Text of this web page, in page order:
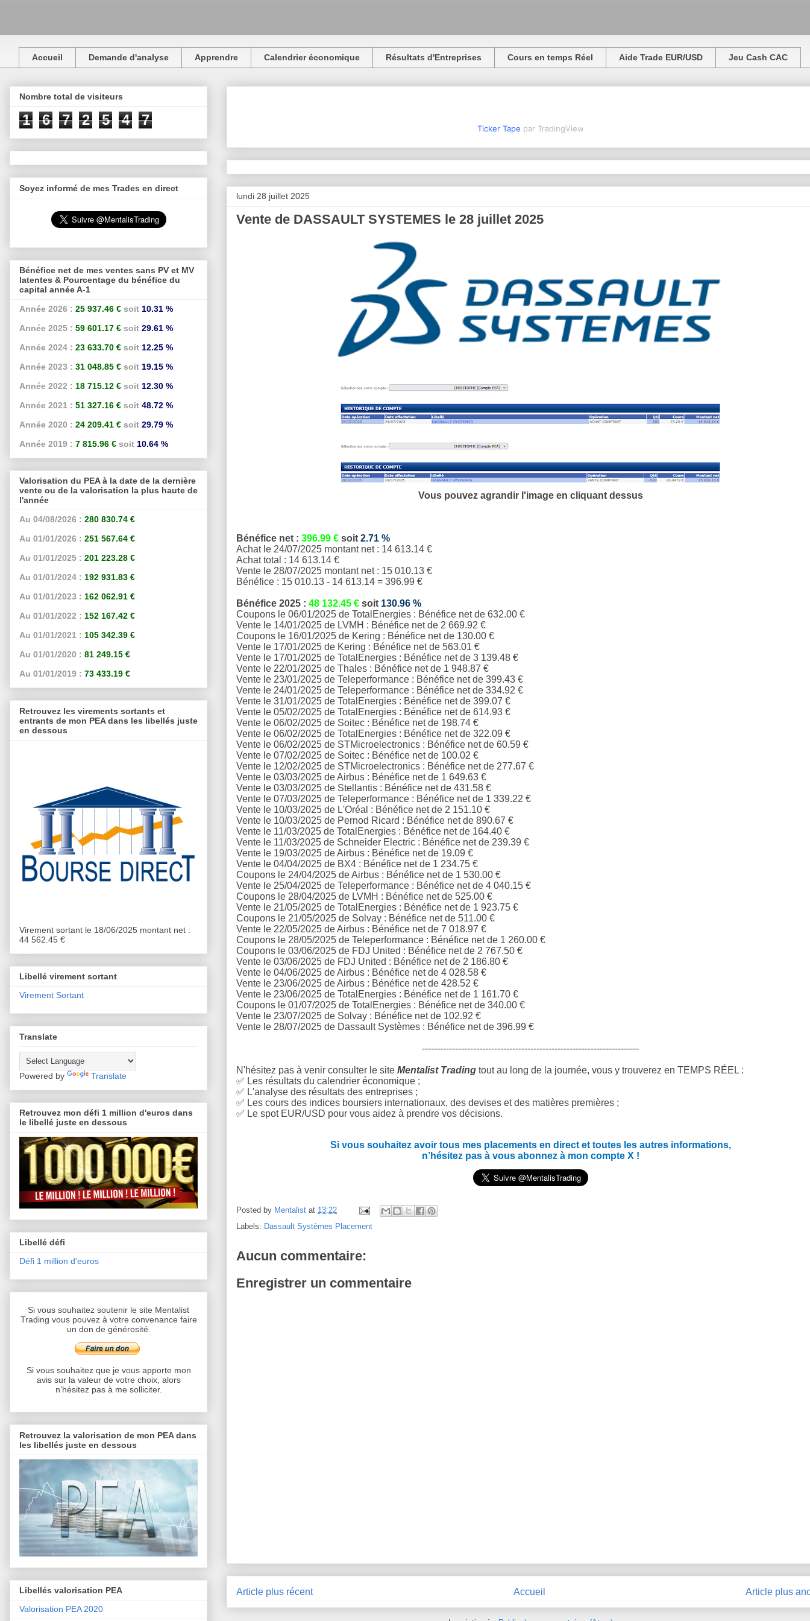
Accueil Demande d'analyse Apprendre Calendrier économique Résultats d'Entreprises Cours en temps Réel Aide Trade EUR/USD Jeu Cash CAC
Ticker Tape par TradingView
lundi 28 juillet 2025
Vente de DASSAULT SYSTEMES le 28 juillet 2025
Vous pouvez agrandir l'image en cliquantdessus
Bénéfice net : 396.99 € soit 2.71 %
Achat le 24/07/2025 montant net : 14 613.14 €
Achat total : 14 613.14 €
Vente le 28/07/2025 montant net : 15 010.13 €
Bénéfice : 15 010.13 - 14 613.14 = 396.99 €
Bénéfice 2025 : 48 132.45 € soit 130.96 %
Coupons le 06/01/2025 de TotalEnergies : Bénéfice net de 632.00 €
Vente le 14/01/2025 de LVMH : Bénéfice net de 2 669.92 €
Coupons le 16/01/2025 de Kering : Bénéfice net de 130.00 €
Vente le 17/01/2025 de Kering : Bénéfice net de 563.01 €
Vente le 17/01/2025 de TotalEnergies : Bénéfice net de 3 139.48 €
Vente le 22/01/2025 de Thales : Bénéfice net de 1 948.87 €
Vente le 23/01/2025 de Teleperformance : Bénéfice net de 399.43 €
Vente le 24/01/2025 de Teleperformance : Bénéfice net de 334.92 €
Vente le 31/01/2025 de TotalEnergies : Bénéfice net de 399.07 €
Vente le 05/02/2025 de TotalEnergies : Bénéfice net de 614.93 €
Vente le 06/02/2025 de Soitec : Bénéfice net de 198.74 €
Vente le 06/02/2025 de TotalEnergies : Bénéfice net de 322.09 €
Vente le 06/02/2025 de STMicroelectronics : Bénéfice net de 60.59 €
Vente le 07/02/2025 de Soitec : Bénéfice net de 100.02 €
Vente le 12/02/2025 de STMicroelectronics : Bénéfice net de 277.67 €
Vente le 03/03/2025 de Airbus : Bénéfice net de 1 649.63 €
Vente le 03/03/2025 de Stellantis : Bénéfice net de 431.58 €
Vente le 07/03/2025 de Teleperformance : Bénéfice net de 1 339.22 €
Vente le 10/03/2025 de L'Oréal : Bénéfice net de 2 151.10 €
Vente le 10/03/2025 de Pernod Ricard : Bénéfice net de 890.67 €
Vente le 11/03/2025 de TotalEnergies : Bénéfice net de 164.40 €
Vente le 11/03/2025 de Schneider Electric : Bénéfice net de 239.39 €
Vente le 19/03/2025 de Airbus : Bénéfice net de 19.09 €
Vente le 04/04/2025 de BX4 : Bénéfice net de 1 234.75 €
Coupons le 24/04/2025 de Airbus : Bénéfice net de 1 530.00 €
Vente le 25/04/2025 de Teleperformance : Bénéfice net de 4 040.15 €
Coupons le 28/04/2025 de LVMH : Bénéfice net de 525.00 €
Vente le 21/05/2025 de TotalEnergies : Bénéfice net de 1 923.75 €
Coupons le 21/05/2025 de Solvay : Bénéfice net de 511.00 €
Vente le 22/05/2025 de Airbus : Bénéfice net de 7 018.97 €
Coupons le 28/05/2025 de Teleperformance : Bénéfice net de 1 260.00 €
Coupons le 03/06/2025 de FDJ United : Bénéfice net de 2 767.50 €
Vente le 03/06/2025 de FDJ United : Bénéfice net de 2 186.80 €
Vente le 04/06/2025 de Airbus : Bénéfice net de 4 028.58 €
Vente le 23/06/2025 de Airbus : Bénéfice net de 428.52 €
Vente le 23/06/2025 de TotalEnergies : Bénéfice net de 1 161.70 €
Coupons le 01/07/2025 de TotalEnergies : Bénéfice net de 340.00 €
Vente le 23/07/2025 de Solvay : Bénéfice net de 102.92 €
Vente le 28/07/2025 de Dassault Systèmes : Bénéfice net de 396.99 €
------------------------------------------------------------------------
N'hésitez pas à venir consulter le site Mentalist Trading tout au long de la journée, vous y trouverez en TEMPS RÉEL :
✅ Les résultats du calendrier économique ;
✅ L'analyse des résultats des entreprises ;
✅ Les cours des indices boursiers internationaux, des devises et des matières premières ;
✅ Le spot EUR/USD pour vous aidez à prendre vos décisions.
Si vous souhaitez avoir tous mes placements en direct et toutes les autres informations,
n’hésitez pas à vous abonnez à mon compte X !
Posted by Mentalist at 13:22
Labels: Dassault Systèmes Placement
Aucun commentaire:
Enregistrer un commentaire
Article plus récent Article plus
Accueil
Nombre total de visiteurs
1 6 7 2 5 4 7
Soyez informé de mes Trades en direct
Bénéfice net de mes ventes sans PV et MV
latentes & Pourcentage du bénéfice du
capital année A-1
Année 2026 : 25 937.46 € soit 10.31 %
Année 2025 : 59 601.17 € soit 29.61 %
Année 2024 : 23 633.70 € soit 12.25 %
Année 2023 : 31 048.85 € soit 19.15 %
Année 2022 : 18 715.12 € soit 12.30 %
Année 2021 : 51 327.16 € soit 48.72 %
Année 2020 : 24 209.41 € soit 29.79 %
Année 2019 : 7 815.96 € soit 10.64 %
Valorisation du PEA à la date de la dernière
vente ou de la valorisation la plus haute de
l'année
Au 04/08/2026 : 280 830.74 €
Au 01/01/2026 : 251 567.64 €
Au 01/01/2025 : 201 223.28 €
Au 01/01/2024 : 192 931.83 €
Au 01/01/2023 : 162 062.91 €
Au 01/01/2022 : 152 167.42 €
Au 01/01/2021 : 105 342.39 €
Au 01/01/2020 : 81 249.15 €
Au 01/01/2019 : 73 433.19 €
Retrouvez les virements sortants et
entrants de mon PEA dans les libellés juste
en dessous
Virement sortant le 18/06/2025 montant net :
44 562.45 €
Libellé virement sortant
Virement Sortant
Translate
Powered by Translate
Retrouvez mon défi 1 million d'euros dans
le libellé juste en dessous
Libellé défi
Défi 1 million d'euros
Si vous souhaitez soutenir le site Mentalist
Trading vous pouvez à votre convenance faire
un don de générosité.
Si vous souhaitez que je vous apporte mon
avis sur la valeur de votre choix, alors
n’hésitez pas à me solliciter.
Retrouvez la valorisation de mon PEA dans
les libellés juste en dessous
Libellés valorisation PEA
Valorisation PEA 2020